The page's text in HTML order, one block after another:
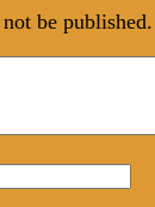
be published.